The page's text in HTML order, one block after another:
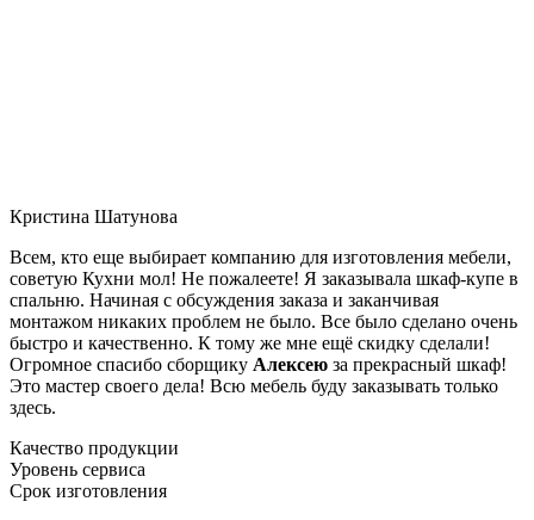
Кристина Шатунова
Всем, кто еще выбирает компанию для изготовления мебели,
советую Кухни мол! Не пожалеете! Я заказывала шкаф-купе в
спальню. Начиная с обсуждения заказа и заканчивая
монтажом никаких проблем не было. Все было сделано очень
быстро и качественно. К тому же мне ещё скидку сделали!
Огромное спасибо сборщику Алексею за прекрасный шкаф!
Это мастер своего дела! Всю мебель буду заказывать только
здесь.
Качество продукции
Уровень сервиса
Срок изготовления